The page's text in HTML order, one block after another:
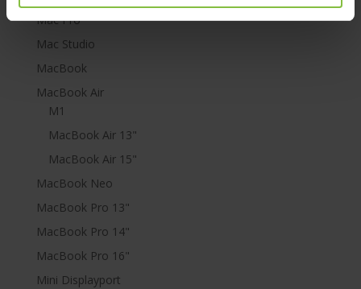
Mac Pro
Mac Studio
MacBook
MacBook Air
M1
MacBook Air 13"
MacBook Air 15"
MacBook Neo
MacBook Pro 13"
MacBook Pro 14"
MacBook Pro 16"
Mini Displayport